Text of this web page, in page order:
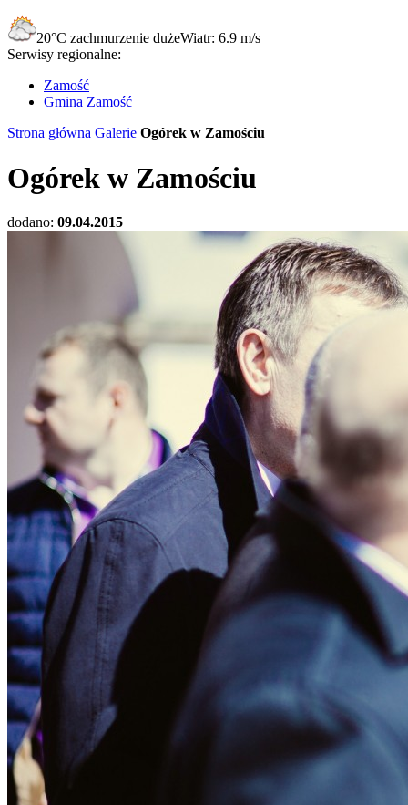
20°C zachmurzenie dużeWiatr: 6.9 m/s
Serwisy regionalne:
Zamość
Gmina Zamość
Strona główna Galerie Ogórek w Zamościu
Ogórek w Zamościu
dodano: 09.04.2015